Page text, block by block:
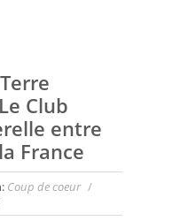
Club
entre
France
Coup de coeur